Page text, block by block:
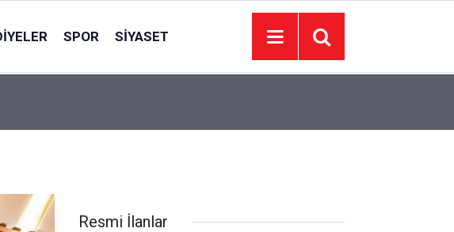
SPOR SIYASET
Resmi İlanlar